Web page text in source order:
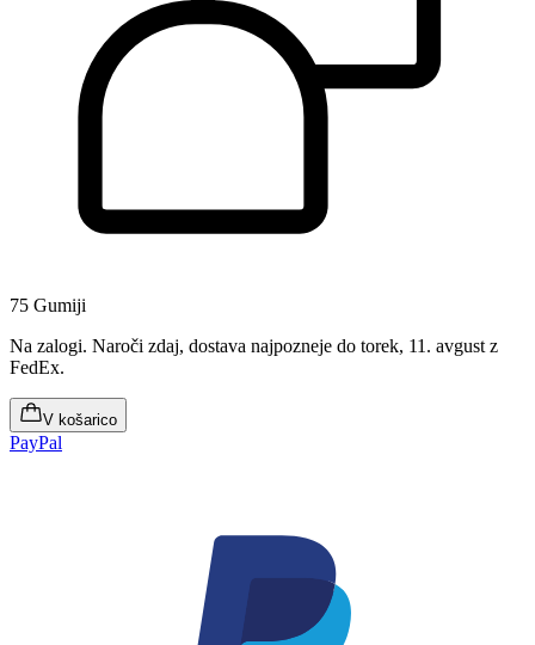
75 Gumiji
Na zalogi. Naroči zdaj, dostava najpozneje do torek, 11. avgust z
FedEx.
V košarico
PayPal